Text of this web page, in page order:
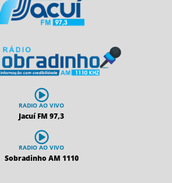
RADIO AO VIVO
Jacuí FM 97,3
RADIO AO VIVO
Sobradinho AM 1110